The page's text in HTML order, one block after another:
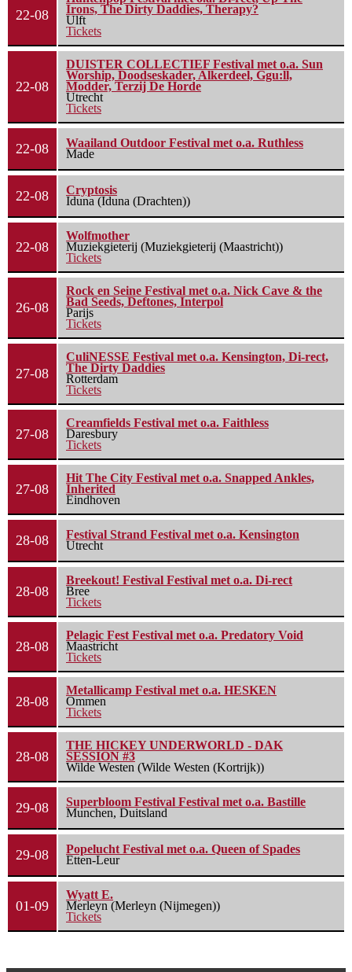
22-08
Irons, The Dirty Daddies, Therapy?
Ulft
Tickets
22-08
DUISTER COLLECTIEF Festival met o.a. Sun
Worship, Doodseskader, Alkerdeel, Ggu:ll,
Modder, Terzij De Horde
Utrecht
Tickets
22-08
Waailand Outdoor Festival met o.a. Ruthless
Made
22-08
Cryptosis
Iduna (Iduna (Drachten))
22-08
Wolfmother
Muziekgieterij (Muziekgieterij (Maastricht))
Tickets
26-08
Rock en Seine Festival met o.a. Nick Cave & the
Bad Seeds, Deftones, Interpol
Parijs
Tickets
27-08
CuliNESSE Festival met o.a. Kensington, Di-rect,
The Dirty Daddies
Rotterdam
Tickets
27-08
Creamfields Festival met o.a. Faithless
Daresbury
Tickets
27-08
Hit The City Festival met o.a. Snapped Ankles,
Inherited
Eindhoven
28-08
Festival Strand Festival met o.a. Kensington
Utrecht
28-08
Breekout! Festival Festival met o.a. Di-rect
Bree
Tickets
28-08
Pelagic Fest Festival met o.a. Predatory Void
Maastricht
Tickets
28-08
Metallicamp Festival met o.a. HESKEN
Ommen
Tickets
28-08
THE HICKEY UNDERWORLD - DAK
SESSION #3
Wilde Westen (Wilde Westen (Kortrijk))
29-08
Superbloom Festival Festival met o.a. Bastille
Munchen, Duitsland
29-08
Popelucht Festival met o.a. Queen of Spades
Etten-Leur
01-09
Wyatt E.
Merleyn (Merleyn (Nijmegen))
Tickets